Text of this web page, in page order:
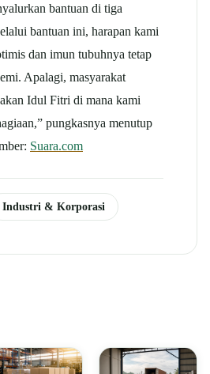
bantuan di tiga
bantuan ini, harapan kami
dan imun tubuhnya tetap
Apalagi, masyarakat
Idul Fitri di mana kami
pungkasnya menutup
Suara.com
Industri & Korporasi